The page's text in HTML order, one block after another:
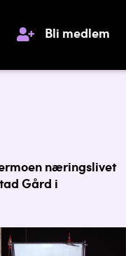
Bli medlem
næringslivet
Gård i